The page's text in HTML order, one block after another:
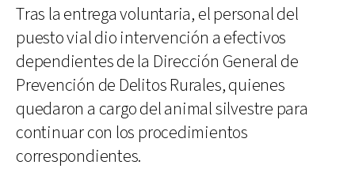
Tras la entrega voluntaria, el personal del
puesto vial dio intervención a efectivos
dependientes de la Dirección General de
Prevención de Delitos Rurales, quienes
quedaron a cargo del animal silvestre para
continuar con los procedimientos
correspondientes.